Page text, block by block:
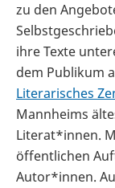
zu den
ihre Texte
dem Publikum
Literarisches
Mannheims
Literat*innen.
öffentlichen
Autor*innen.